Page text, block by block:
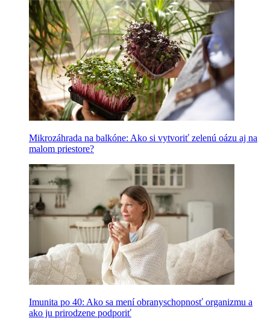
Mikrozáhrada na balkóne: Ako si vytvoriť zelenú oázu aj na
malom priestore?
Imunita po 40: Ako sa mení obranyschopnosť organizmu a
ako ju prirodzene podporiť